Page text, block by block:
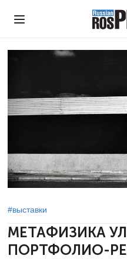
#выставки
МЕТАФИЗИКА
ПОРТФОЛИО-